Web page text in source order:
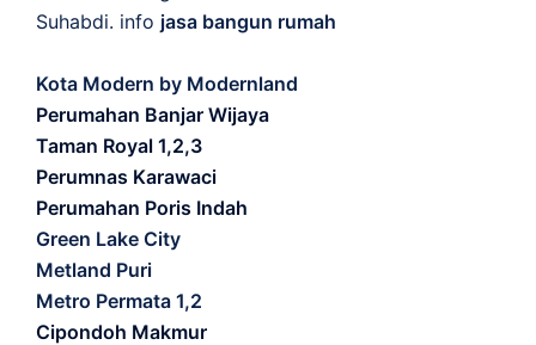
Suhabdi. info jasa bangun rumah
Kota Modern by Modernland
Perumahan Banjar Wijaya
Taman Royal 1,2,3
Perumnas Karawaci
Perumahan Poris Indah
Green Lake City
Metland Puri
Metro Permata 1,2
Cipondoh Makmur